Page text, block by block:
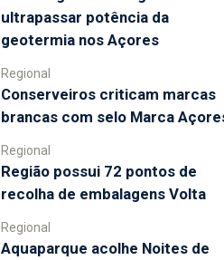
ultrapassar potência da
geotermia nos Açores
Regional
Conserveiros criticam marcas
brancas com selo Marca
Regional
Região possui 72 pontos de
recolha de embalagens Volta
Regional
Aquaparque acolhe Noites de